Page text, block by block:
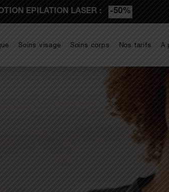
EPILATION LASER : -50%
Soins visage Soins corps Nos tarifs A